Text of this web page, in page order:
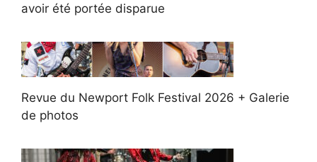
avoir été portée disparue
Revue du Newport Folk Festival 2026 + Galerie
de photos